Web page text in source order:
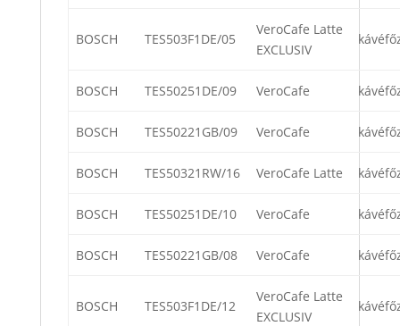
BOSCH TES503F1DE/05
VeroCafe Latte
EXCLUSIV
BOSCH TES50251DE/09 VeroCafe
BOSCH TES50221GB/09 VeroCafe
BOSCH TES50321RW/16 VeroCafe Latte
BOSCH TES50251DE/10 VeroCafe
BOSCH TES50221GB/08 VeroCafe
BOSCH TES503F1DE/12
VeroCafe Latte
EXCLUSIV